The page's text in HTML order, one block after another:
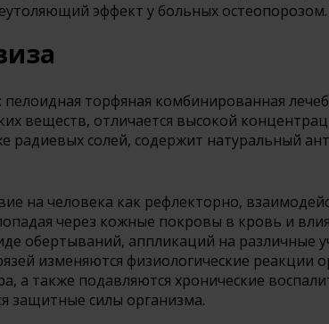
эффект у больных остеопорозом.
торфяная комбинированная
веществ, отличается высокой
радиевых солей, содержит натуральный
на человека как рефлекторно,
через кожные покровы в кровь и
обертываний, аппликаций на различные
изменяются физиологические реакции
а также подавляются хронические
защитные силы организма.